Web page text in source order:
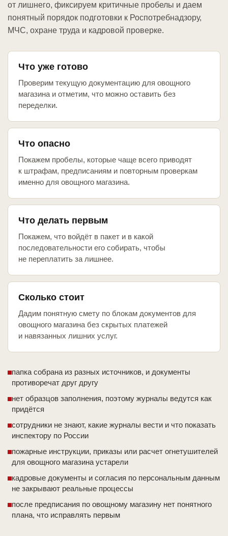
от лишнего, фиксируем критичные пробелы и даем
понятный порядок подготовки к Роспотребнадзору,
МЧС, охране труда и кадровой проверке.
Что уже готово
Проверим текущую документацию для овощного
магазина и отметим, что можно оставить без
переделки.
Что опасно
Покажем пробелы, которые чаще всего приводят
к штрафам, предписаниям и повторным проверкам
именно для овощного магазина.
Что делать первым
Покажем, что войдёт в пакет и в какой
последовательности его собирать, чтобы
не переплатить за лишнее.
Сколько стоит
Дадим понятную смету по блокам документов для
овощного магазина без скрытых платежей
и навязанных лишних услуг.
папка собрана из разных источников, и документы
противоречат друг другу
нет образцов заполнения, поэтому журналы ведутся как
придётся
сотрудники не знают, какие журналы вести и что показать
инспектору по России
пожарные инструкции, приказы или расчет огнетушителей
для овощного магазина устарели
кадровые документы и согласия по персональным данным
не закрывают реальные процессы
после предписания по овощному магазину нет понятного
плана, что исправлять первым